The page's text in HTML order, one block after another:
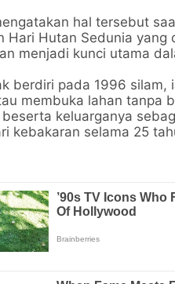
hal tersebut
Hari Hutan Sedunia
menjadi kunci utama
berdiri pada 1996 silam,
membuka lahan tanpa
keluarganya
kebakaran selama 25